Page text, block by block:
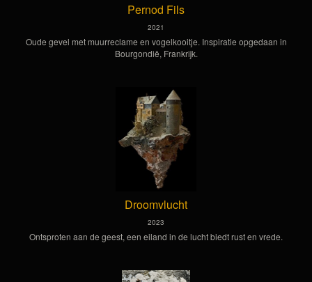
Pernod Fils
2021
Oude gevel met muurreclame en vogelkooitje. Inspiratie opgedaan in
Bourgondië, Frankrijk.
Droomvlucht
2023
Ontsproten aan de geest, een eiland in de lucht biedt rust en vrede.